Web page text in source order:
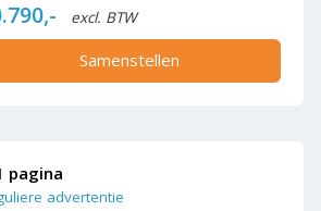
excl. BTW
Samenstellen
pagina
advertentie